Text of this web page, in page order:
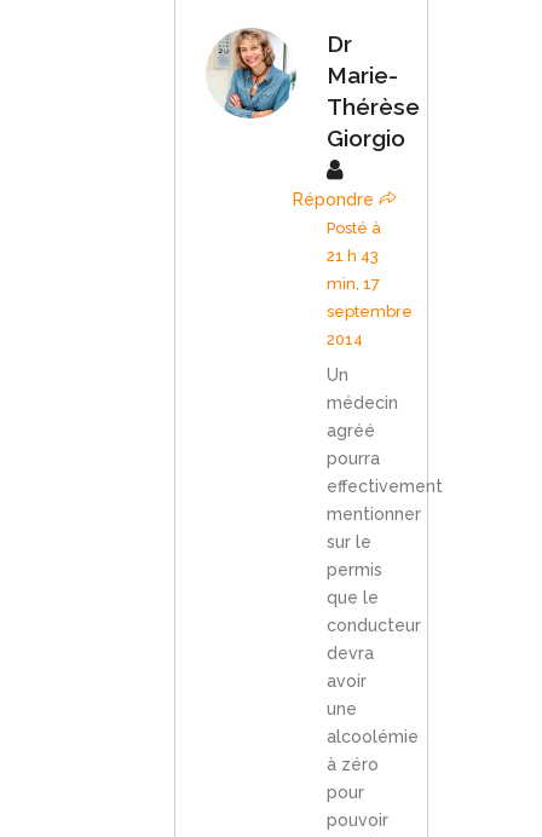
Dr
Marie-
Thérèse
Giorgio
Répondre
Posté à
21 h 43
min, 17
septembre
2014
Un
médecin
agréé
pourra
effectivement
mentionner
sur le
permis
que le
conducteur
devra
avoir
une
alcoolémie
à zéro
pour
pouvoir